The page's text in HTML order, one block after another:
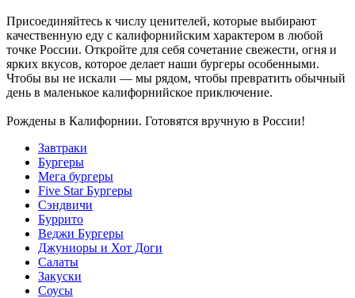
Присоединяйтесь к числу ценителей, которые выбирают
качественную еду с калифорнийским характером в любой
точке России. Откройте для себя сочетание свежести, огня и
ярких вкусов, которое делает наши бургеры особенными.
Чтобы вы не искали — мы рядом, чтобы превратить обычный
день в маленькое калифорнийское приключение.
Рождены в Калифорнии. Готовятся вручную в России!
Завтраки
Бургеры
Мега бургеры
Five Star Бургеры
Сэндвичи
Буррито
Веджи Бургеры
Джуниоры и Хот Доги
Салаты
Закуски
Соусы